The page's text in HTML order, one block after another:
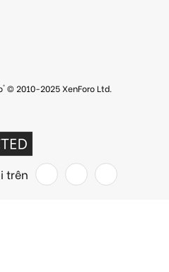
® © 2010-2025 XenForo Ltd.
trên